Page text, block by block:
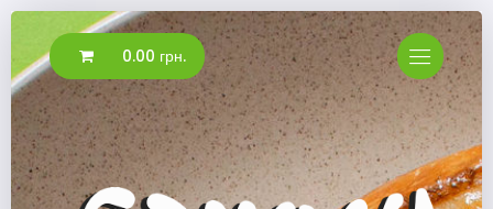
0.00 грн.